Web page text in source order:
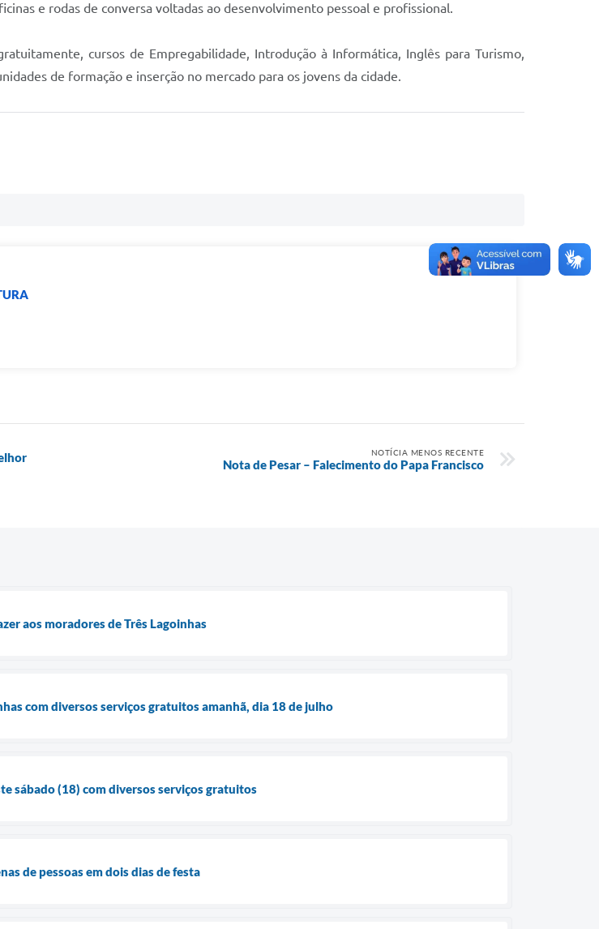
e rodas de conversa voltadas ao desenvolvimento pessoal e profissional.
cursos de Empregabilidade, Introdução à Informática, Inglês para Turismo,
de formação e inserção no mercado para os jovens da cidade.
NOTÍCIA MENOS RECENTE
Nota de Pesar – Falecimento do Papa Francisco
aos moradores de Três Lagoinhas
com diversos serviços gratuitos amanhã, dia 18 de julho
sábado (18) com diversos serviços gratuitos
de pessoas em dois dias de festa